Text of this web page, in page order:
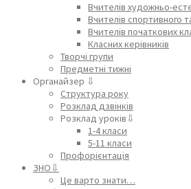
Вчителів художньо-
Вчителів спортивного
Вчителів початкових
Класних керівників
Творчі групи
Предметні тижні
Органайзер ⇩
Структура року
Розклад дзвінків
Розклад уроків⇩
1-4 класи
5-11 класи
Профорієнтація
ЗНО⇩
Це варто знати…